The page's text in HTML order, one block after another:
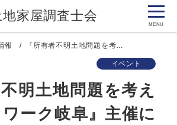
家屋調査士会
報 『所有者不明土地問題を考...
イベント
不明土地問題を考え
ーク岐阜』主催に